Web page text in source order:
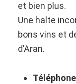
et bien plus.
Une halte
bons vins et
d’Aran.
Téléphone